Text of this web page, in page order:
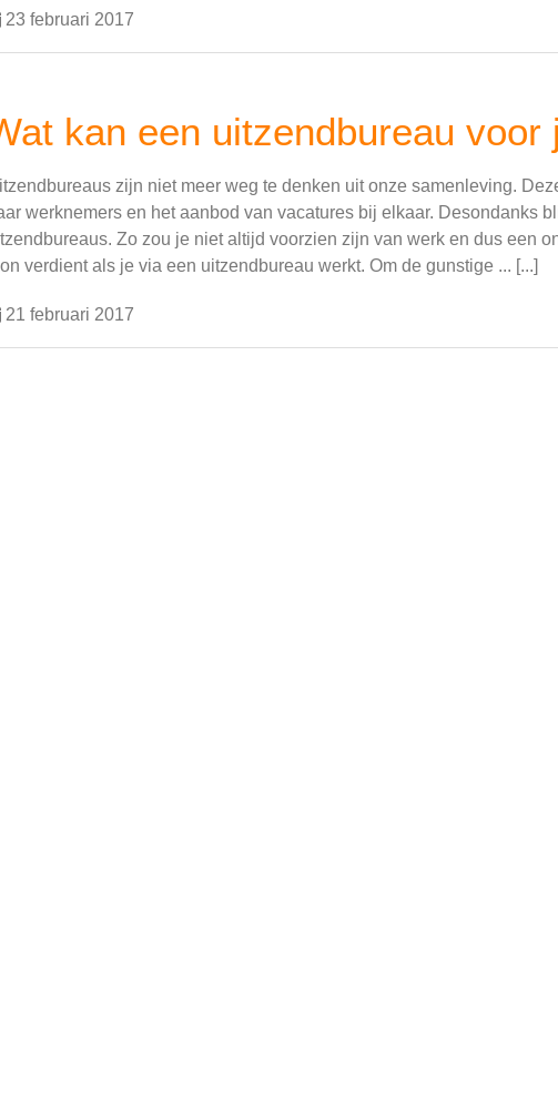
23 februari 2017
kan een uitzendbureau voor
zijn niet meer weg te denken uit onze samenleving.
werknemers en het aanbod van vacatures bij elkaar. Desondanks
Zo zou je niet altijd voorzien zijn van werk en dus een
verdient als je via een uitzendbureau werkt. Om de gunstige ... [...]
21 februari 2017